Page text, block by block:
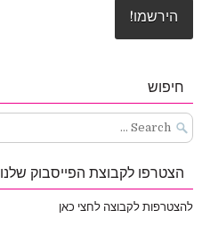
חיפוש
Search
for:
הצטרפו לקבוצת הפייסבוק שלנו
להצטרפות לקבוצה לחצי כאן